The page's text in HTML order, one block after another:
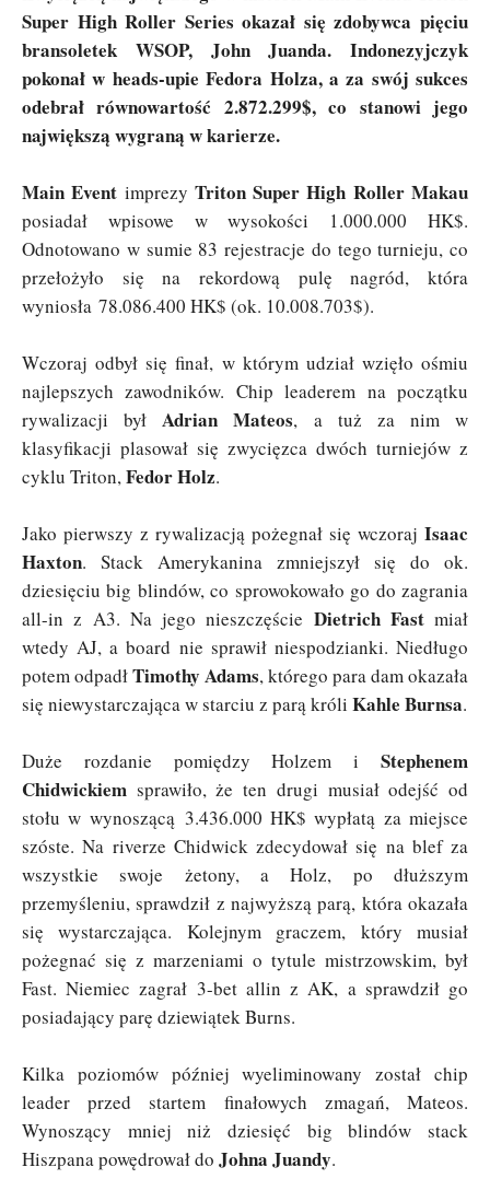
Super High Roller Series okazał się zdobywca pięciu
bransoletek WSOP, John Juanda. Indonezyjczyk
pokonał w heads-upie Fedora Holza, a za swój sukces
odebrał równowartość 2.872.299$, co stanowi jego
największą wygraną w karierze.
Main Event imprezy Triton Super High Roller Makau
posiadał wpisowe w wysokości 1.000.000 HK$.
Odnotowano w sumie 83 rejestracje do tego turnieju, co
przełożyło się na rekordową pulę nagród, która
wyniosła 78.086.400 HK$ (ok. 10.008.703$).
Wczoraj odbył się finał, w którym udział wzięło ośmiu
najlepszych zawodników. Chip leaderem na początku
rywalizacji byłAdrian Mateos, a tuż za nim w
klasyfikacji plasował się zwycięzca dwóch turniejów z
cyklu Triton,Fedor Holz.
Jako pierwszy z rywalizacją pożegnał się wczoraj Isaac
Haxton. Stack Amerykanina zmniejszył się do ok.
dziesięciu big blindów, co sprowokowało go do zagrania
all-in z A3. Na jego nieszczęście Dietrich Fastmiał
wtedy AJ, a board nie sprawił niespodzianki. Niedługo
potem odpadłTimothy Adams, którego para dam okazała
się niewystarczająca w starciu z parą króli Kahle Burnsa.
Duże rozdanie pomiędzy Holzem i Stephenem
Chidwickiem sprawiło, że ten drugi musiał odejść od
stołu w wynoszącą 3.436.000 HK$ wypłatą za miejsce
szóste. Na riverze Chidwick zdecydował się na blef za
wszystkie swoje żetony, a Holz, po dłuższym
przemyśleniu, sprawdził z najwyższą parą, która okazała
się wystarczająca. Kolejnym graczem, który musiał
pożegnać się z marzeniami o tytule mistrzowskim, był
Fast. Niemiec zagrał 3-bet allin z AK, a sprawdził go
posiadający parę dziewiątek Burns.
Kilka poziomów później wyeliminowany został chip
leader przed startem finałowych zmagań, Mateos.
Wynoszący mniej niż dziesięć big blindów stack
Hiszpana powędrował do Johna Juandy.